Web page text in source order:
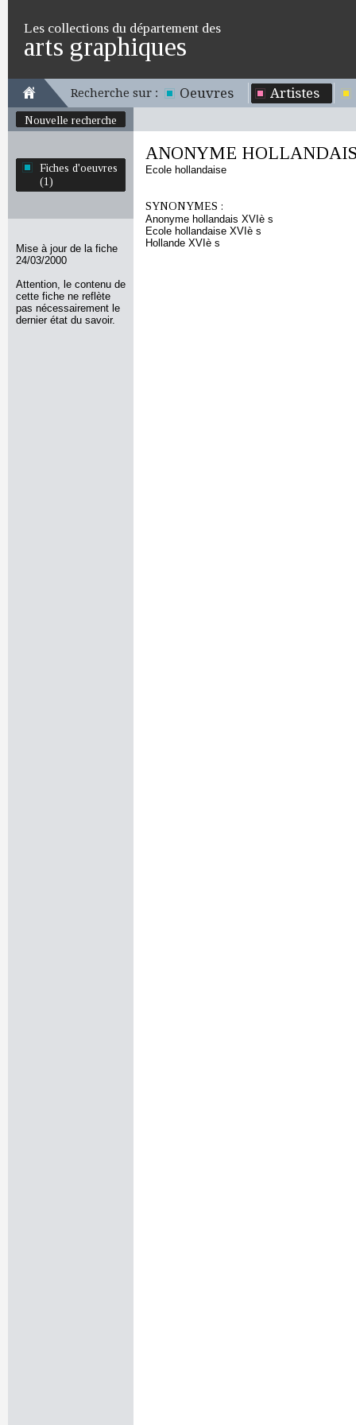
Les collections du département des
arts graphiques
Recherche sur : Oeuvres Artistes
Nouvelle recherche
Fiches d'oeuvres
(1)
Mise à jour de la fiche
24/03/2000
Attention, le contenu de
cette fiche ne reflète
pas nécessairement le
dernier état du savoir.
ANONYME
Ecole hollandaise
SYNONYMES :
Anonyme hollandais XVIè s
Ecole hollandaise XVIè s
Hollande XVIè s